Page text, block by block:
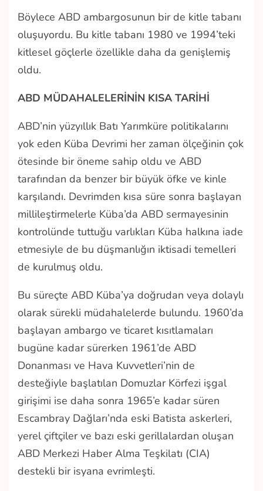
Böylece ABD ambargosunun bir de kitle tabanı
oluşuyordu. Bu kitle tabanı 1980 ve 1994’teki
kitlesel göçlerle özellikle daha da genişlemiş
oldu.
ABD MÜDAHALELERİNİN KISA TARİHİ
ABD’nin yüzyıllık Batı Yarımküre politikalarını
yok eden Küba Devrimi her zaman ölçeğinin çok
ötesinde bir öneme sahip oldu ve ABD
tarafından da benzer bir büyük öfke ve kinle
karşılandı. Devrimden kısa süre sonra başlayan
millileştirmelerle Küba’da ABD sermayesinin
kontrolünde tuttuğu varlıkları Küba halkına iade
etmesiyle de bu düşmanlığın iktisadi temelleri
de kurulmuş oldu.
Bu süreçte ABD Küba’ya doğrudan veya dolaylı
olarak sürekli müdahalelerde bulundu. 1960’da
başlayan ambargo ve ticaret kısıtlamaları
bugüne kadar sürerken 1961’de ABD
Donanması ve Hava Kuvvetleri’nin de
desteğiyle başlatılan Domuzlar Körfezi işgal
girişimi ise daha sonra 1965’e kadar süren
Escambray Dağları’nda eski Batista askerleri,
yerel çiftçiler ve bazı eski gerillalardan oluşan
ABD Merkezi Haber Alma Teşkilatı (CIA)
destekli bir isyana evrimleşti.